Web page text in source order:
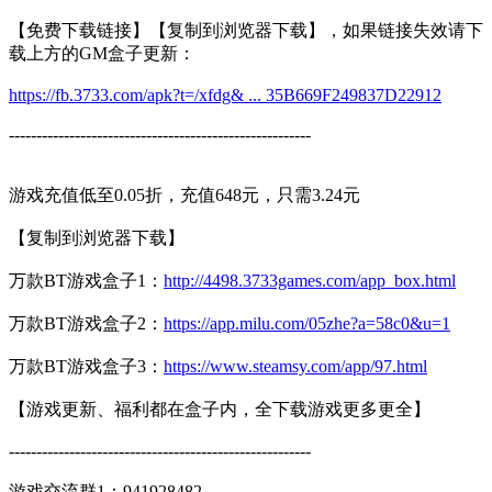
【免费下载链接】【复制到浏览器下载】，如果链接失效请下
载上方的GM盒子更新：
https://fb.3733.com/apk?t=/xfdg& ... 35B669F249837D22912
-------------------------------------------------------
游戏充值低至0.05折，充值648元，只需3.24元
【复制到浏览器下载】
万款BT游戏盒子1： http://4498.3733games.com/app_box.html
万款BT游戏盒子2： https://app.milu.com/05zhe?a=58c0&u=1
万款BT游戏盒子3： https://www.steamsy.com/app/97.html
【游戏更新、福利都在盒子内，全下载游戏更多更全】
-------------------------------------------------------